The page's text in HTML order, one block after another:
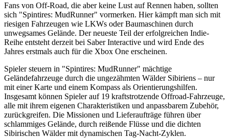
Fans von Off-Road, die aber keine Lust auf Rennen haben, sollten
sich "Spintires: MudRunner" vormerken. Hier kämpft man sich mit
riesigen Fahrzeugen wie LKWs oder Baumaschinen durch
unwegsames Gelände. Der neueste Teil der erfolgreichen Indie-
Reihe entsteht derzeit bei Saber Interactive und wird Ende des
Jahres erstmals auch für die Xbox One erscheinen.
Spieler steuern in "Spintires: MudRunner" mächtige
Geländefahrzeuge durch die ungezähmten Wälder Sibiriens – nur
mit einer Karte und einem Kompass als Orientierungshilfen.
Insgesamt können Spieler auf 19 kraftstrotzende Offroad-Fahrzeuge,
alle mit ihrem eigenen Charakteristiken und anpassbarem Zubehör,
zurückgreifen. Die Missionen und Lieferaufträge führen über
schlammiges Gelände, durch reißende Flüsse und die dichten
Sibirischen Wälder mit dynamischen Tag-Nacht-Zyklen.